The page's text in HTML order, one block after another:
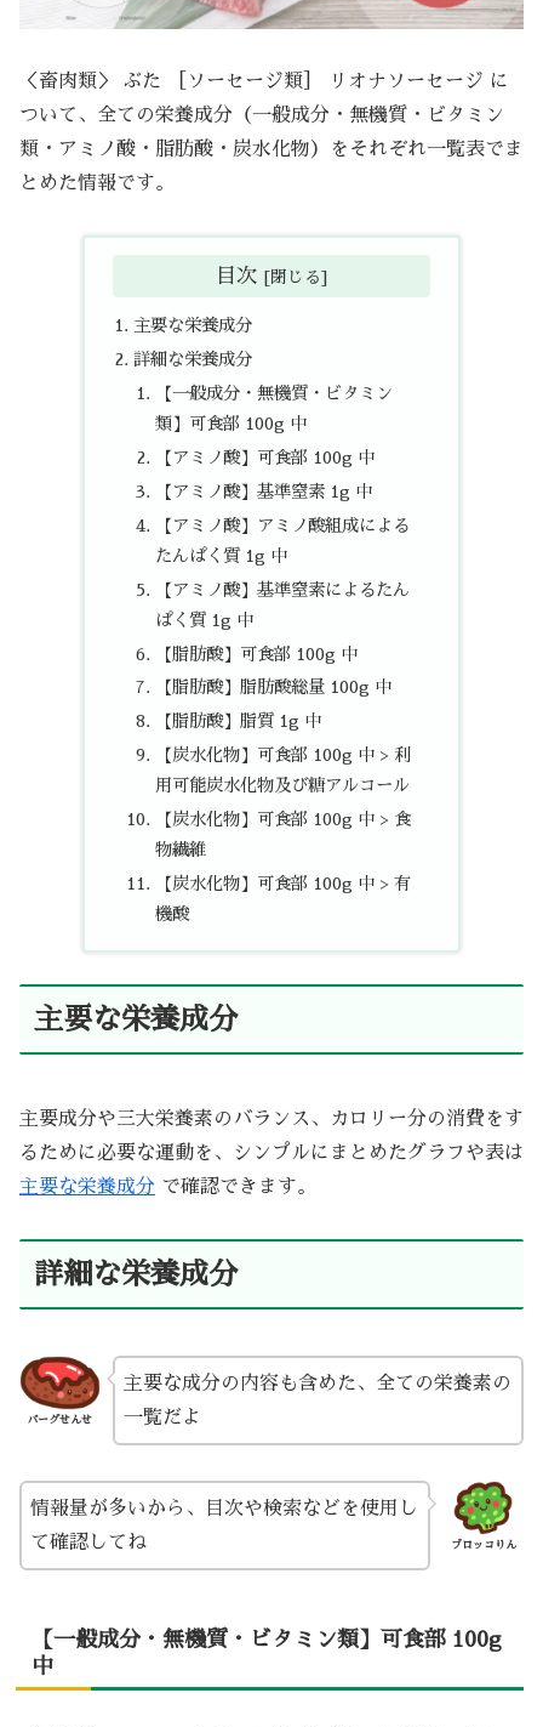
＜畜肉類＞ ぶた ［ソーセージ類］ リオナソーセージ に
ついて、全ての栄養成分（一般成分・無機質・ビタミン
類・アミノ酸・脂肪酸・炭水化物）をそれぞれ一覧表でま
とめた情報です。
目次
主要な栄養成分
詳細な栄養成分
【一般成分・無機質・ビタミン
類】可食部 100g 中
【アミノ酸】可食部 100g 中
【アミノ酸】基準窒素 1g 中
【アミノ酸】アミノ酸組成による
たんぱく質 1g 中
【アミノ酸】基準窒素によるたん
ぱく質 1g 中
【脂肪酸】可食部 100g 中
【脂肪酸】脂肪酸総量 100g 中
【脂肪酸】脂質 1g 中
【炭水化物】可食部 100g 中 > 利
用可能炭水化物及び糖アルコール
【炭水化物】可食部 100g 中 > 食
物繊維
【炭水化物】可食部 100g 中 > 有
機酸
主要な栄養成分
主要成分や三大栄養素のバランス、カロリー分の消費をす
るために必要な運動を、シンプルにまとめたグラフや表は
主要な栄養成分 で確認できます。
詳細な栄養成分
バーグせんせ
主要な成分の内容も含めた、全ての栄養素の
一覧だよ
ブロッコりん
情報量が多いから、目次や検索などを使用し
て確認してね
【一般成分・無機質・ビタミン類】可食部 100g
中